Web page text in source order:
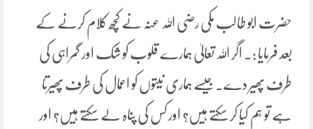
حضرت ابو طالب مکی رضی اللہ عنہ نے کچھ کلام کرنے کے
بعد فرمایا :۔ اگر اللہ تعالیٰ ہمارے قلوب کو شک اور گمراہی کی
طرف پھیر دے۔ جیسے ہماری نیتوں کو اعمال کی طرف پھیرتا
ہے تو ہم کیا کر سکتے ہیں؟ اور کس کی پناہ لے سکتے ہیں؟ اور